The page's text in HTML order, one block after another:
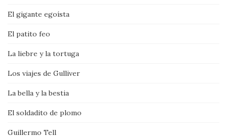
El gigante egoísta
El patito feo
La liebre y la tortuga
Los viajes de Gulliver
La bella y la bestia
El soldadito de plomo
Guillermo Tell